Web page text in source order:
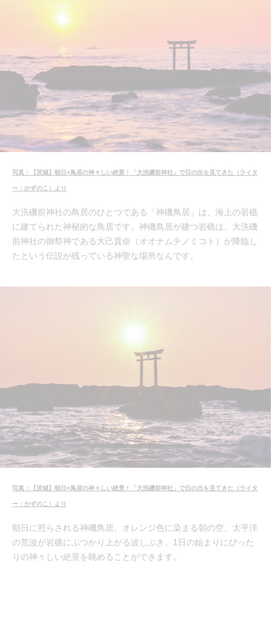
写真：【茨城】朝日×鳥居の神々しい絶景！「大洗磯前神社」で日の出を見てきた（ライタ
ー：かずのこ）より
大洗磯前神社の鳥居のひとつである「神磯鳥居」は、海上の岩礁
に建てられた神秘的な鳥居です。神磯鳥居が建つ岩礁は、大洗磯
前神社の御祭神である大己貴命（オオナムチノミコト）が降臨し
たという伝説が残っている神聖な場所なんです。
写真：【茨城】朝日×鳥居の神々しい絶景！「大洗磯前神社」で日の出を見てきた（ライタ
ー：かずのこ）より
朝日に照らされる神磯鳥居、オレンジ色に染まる朝の空、太平洋
の荒波が岩礁にぶつかり上がる波しぶき。1日の始まりにぴった
りの神々しい絶景を眺めることができます。